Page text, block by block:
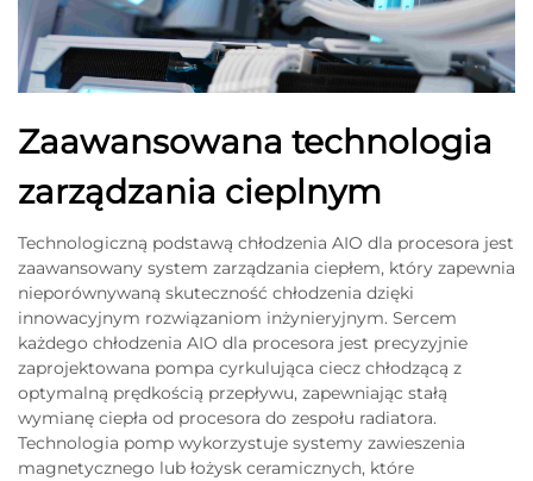
Zaawansowana technologia
zarządzania cieplnym
Technologiczną podstawą chłodzenia AIO dla procesora jest
zaawansowany system zarządzania ciepłem, który zapewnia
nieporównywaną skuteczność chłodzenia dzięki
innowacyjnym rozwiązaniom inżynieryjnym. Sercem
każdego chłodzenia AIO dla procesora jest precyzyjnie
zaprojektowana pompa cyrkulująca ciecz chłodzącą z
optymalną prędkością przepływu, zapewniając stałą
wymianę ciepła od procesora do zespołu radiatora.
Technologia pomp wykorzystuje systemy zawieszenia
magnetycznego lub łożysk ceramicznych, które